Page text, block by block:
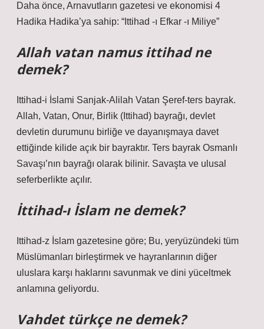
Daha önce, Arnavutların gazetesi ve ekonomisi 4
Hadika Hadika’ya sahip: “Ittihad -ı Efkar -ı Miliye”
Allah vatan namus ittihad ne
demek?
Ittihad-i İslami Sanjak-Alilah Vatan Şeref-ters bayrak.
Allah, Vatan, Onur, Birlik (Ittihad) bayrağı, devlet
devletin durumunu birliğe ve dayanışmaya davet
ettiğinde kilide açık bir bayraktır. Ters bayrak Osmanlı
Savaşı’nın bayrağı olarak bilinir. Savaşta ve ulusal
seferberlikte açılır.
İttihad-ı İslam ne demek?
Ittihad-z İslam gazetesine göre; Bu, yeryüzündeki tüm
Müslümanları birleştirmek ve hayranlarının diğer
uluslara karşı haklarını savunmak ve dini yüceltmek
anlamına geliyordu.
Vahdet türkçe ne demek?